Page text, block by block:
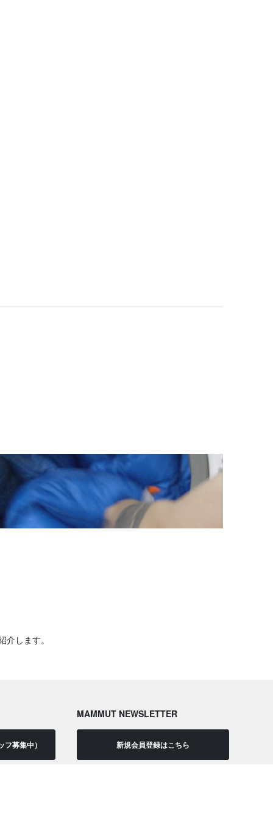
します。
募集中）
MAMMUT NEWSLETTER
新規会員登録はこちら